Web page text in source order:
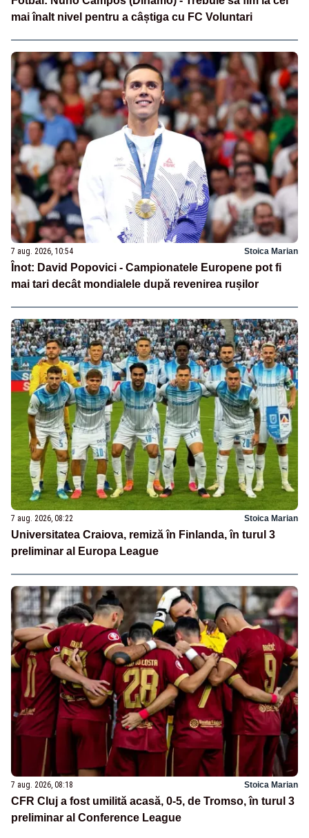
mai înalt nivel pentru a câștiga cu FC Voluntari
7 aug. 2026, 10:54 Stoica Marian
Înot: David Popovici - Campionatele Europene pot fi
mai tari decât mondialele după revenirea rușilor
7 aug. 2026, 08:22 Stoica Marian
Universitatea Craiova, remiză în Finlanda, în turul 3
preliminar al Europa League
7 aug. 2026, 08:18 Stoica Marian
CFR Cluj a fost umilită acasă, 0-5, de Tromso, în turul 3
preliminar al Conference League